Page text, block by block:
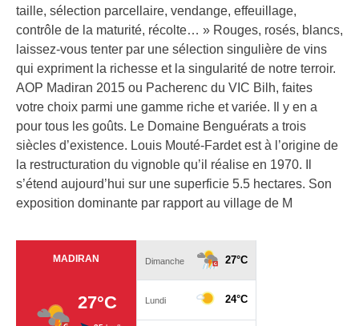
taille, sélection parcellaire, vendange, effeuillage,
contrôle de la maturité, récolte… » Rouges, rosés, blancs,
laissez-vous tenter par une sélection singulière de vins
qui expriment la richesse et la singularité de notre terroir.
AOP Madiran 2015 ou Pacherenc du VIC Bilh, faites
votre choix parmi une gamme riche et variée. Il y en a
pour tous les goûts. Le Domaine Benguérats a trois
siècles d’existence. Louis Mouté-Fardet est à l’origine de
la restructuration du vignoble qu’il réalise en 1970. Il
s’étend aujourd’hui sur une superficie 5.5 hectares. Son
exposition dominante par rapport au village de M